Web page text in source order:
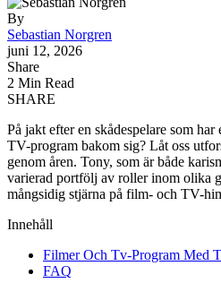
By
Sebastian Norgren
juni 12, 2026
Share
2 Min Read
SHARE
På jakt efter en skådespelare som
TV-program bakom sig? Låt oss
genom åren. Tony, som är både
varierad portfölj av roller inom olika
mångsidig stjärna på film- och TV-
Innehåll
Filmer Och Tv-Program Med
FAQ